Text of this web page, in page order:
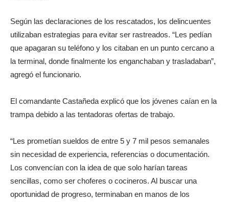
Según las declaraciones de los rescatados, los delincuentes
utilizaban estrategias para evitar ser rastreados. “Les pedían
que apagaran su teléfono y los citaban en un punto cercano a
la terminal, donde finalmente los enganchaban y trasladaban”,
agregó el funcionario.
El comandante Castañeda explicó que los jóvenes caían en la
trampa debido a las tentadoras ofertas de trabajo.
“Les prometían sueldos de entre 5 y 7 mil pesos semanales
sin necesidad de experiencia, referencias o documentación.
Los convencían con la idea de que solo harían tareas
sencillas, como ser choferes o cocineros. Al buscar una
oportunidad de progreso, terminaban en manos de los